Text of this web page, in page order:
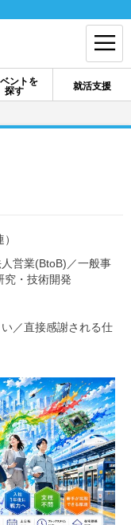
ントを
探す
就活支援
グイン
就活コラム
立ち記事・相談室など
就活チャンネル
で対策講座をチェック
よくある質問
営業(BtoB) ／一般事
究・技術開発
／直接感謝される仕